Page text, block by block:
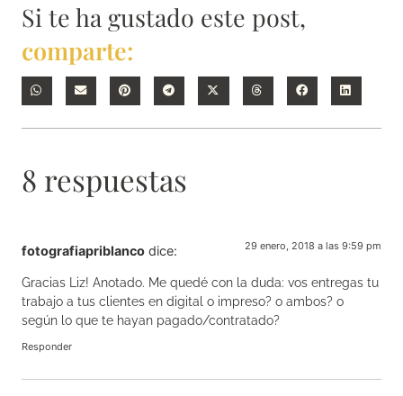
Si te ha gustado este post,
comparte:
8 respuestas
fotografiapriblanco dice: 29 enero, 2018 a las 9:59 pm
Gracias Liz! Anotado. Me quedé con la duda: vos entregas tu
trabajo a tus clientes en digital o impreso? o ambos? o
según lo que te hayan pagado/contratado?
Responder